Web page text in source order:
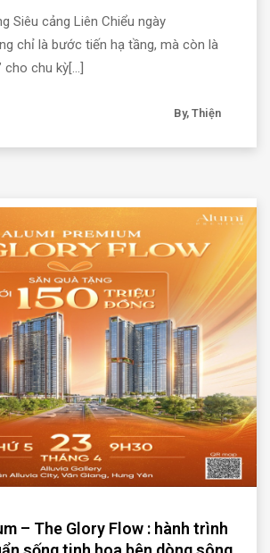
Siêu cảng Liên Chiểu ngày
chỉ là bước tiến hạ tầng, mà còn là
cho chu kỳ[...]
By, Thiện
– The Glory Flow : hành trình